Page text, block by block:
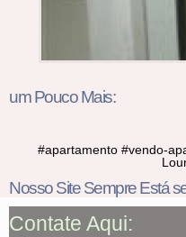
um Pouco Mais:
#apartamento #vendo-
Nosso Site Sempre Está
Contate Aqui: